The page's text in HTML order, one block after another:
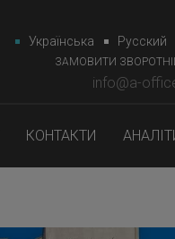
Українська Русский
ЗАМОВИТИ
info@a-
КОНТАКТИ